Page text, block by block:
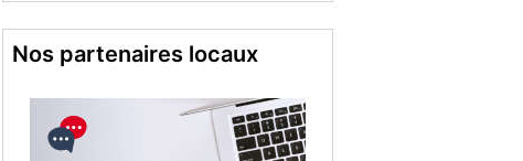
Nos partenaires locaux